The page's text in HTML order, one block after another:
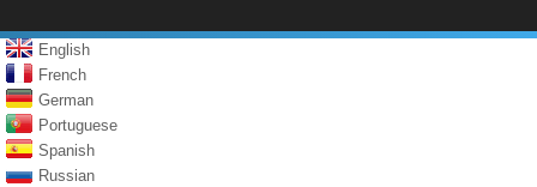
English
French
German
Portuguese
Spanish
Russian